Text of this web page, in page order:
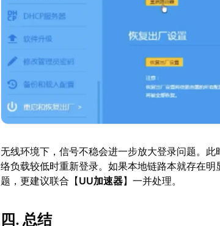
无线环境下，信号不稳会进一步放大登录问题。
络负载较低时重新登录。如果本地链路本就存在
题，更建议联合【UU加速器】一并处理。
四. 总结